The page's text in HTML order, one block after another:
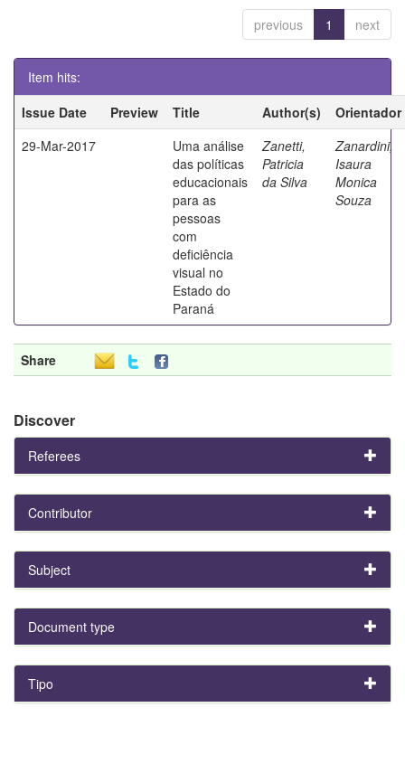
previous 1 next
Item hits:
Issue Date
Preview Title Author(s)
Orientador
29-Mar-2017
Uma análise
das políticas
educacionais
para as
pessoas
com
deficiência
visual no
Estado do
Paraná
Zanetti,
Patricia
da Silva
Zanardini,
Isaura
Monica
Souza
Share
Discover
Referees
Contributor
Subject
Document type
Tipo